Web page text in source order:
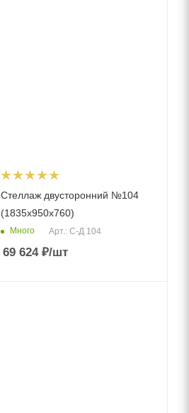
Стеллаж двусторонний №104
(1835х950х760)
Много Арт.: С-Д 104
69 624₽/шт